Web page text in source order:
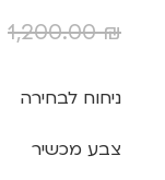
1,200.00₪
ניחוח לבחירה
צבע מכשיר